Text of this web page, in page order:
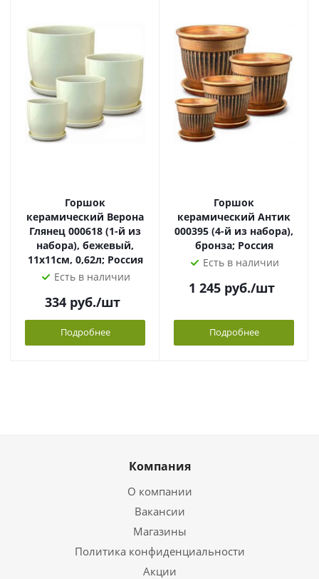
Горшок
керамический Верона
Глянец 000618 (1-й из
набора), бежевый,
11х11см, 0,62л; Россия
Есть в наличии
334 руб./шт
Подробнее
Горшок
керамический Антик
000395 (4-й из набора),
бронза; Россия
Есть в наличии
1 245руб./шт
Подробнее
Компания
О компании
Вакансии
Магазины
Политика конфиденциальности
Акции